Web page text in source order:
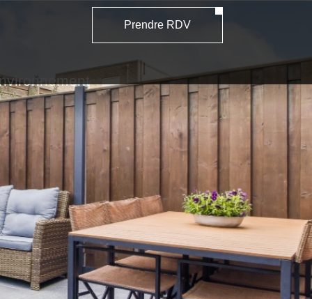
Prendre RDV